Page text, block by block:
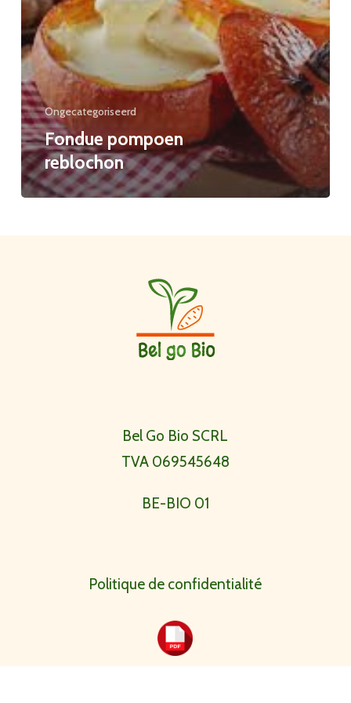
Ongecategoriseerd
Fondue pompoen
reblochon
Bel Go Bio SCRL
TVA 069545648
BE-BIO 01
Politique de confidentialité